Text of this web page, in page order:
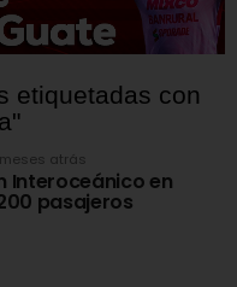
etiquetadas con
meses atrás
Interoceánico en
pasajeros